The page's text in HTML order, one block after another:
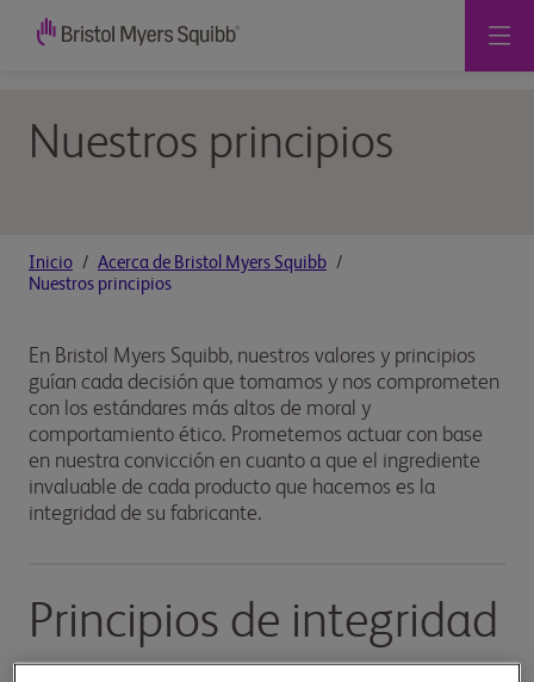
Nuestros principios
Inicio
Acerca de Bristol Myers Squibb
Nuestros principios
En Bristol Myers Squibb, nuestros valores y principios
guían cada decisión que tomamos y nos comprometen
con los estándares más altos de moral y
comportamiento ético. Prometemos actuar con base
en nuestra convicción en cuanto a que el ingrediente
invaluable de cada producto que hacemos es la
integridad de su fabricante.
Principios de integridad